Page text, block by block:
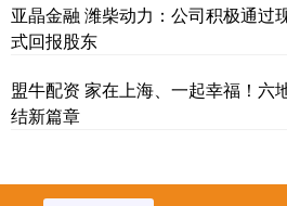
亚晶金融 潍柴动力：公司积极通过
式回报股东
盟牛配资 家在上海、一起幸福！六
结新篇章